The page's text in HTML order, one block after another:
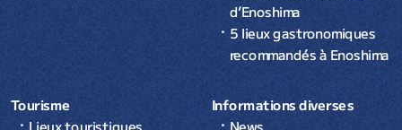
d’Enoshima
5 lieux gastronomiques
recommandés à Enoshima
Tourisme
Lieux touristiques
Informations diverses
News